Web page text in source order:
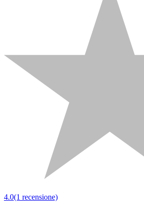
4.0(1 recensione)